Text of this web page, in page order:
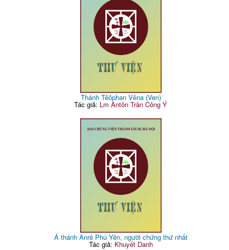
Thánh Têôphan Vêna (Ven)
Tác giả: Lm Antôn Trần Công Ý
Á thánh Anrê Phú Yên, người chứng thứ nhất
Tác giả: Khuyết Danh